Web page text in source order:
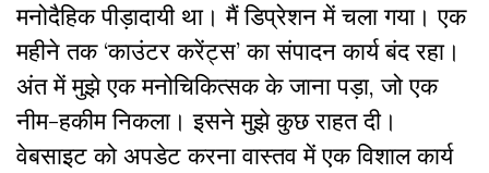
मनोदैहिक पीड़ादायी था। मैं डिप्रेशन में चला गया। एक
महीने तक ‘काउंटर करेंट्स’ का संपादन कार्य बंद रहा।
अंत में मुझे एक मनोचिकित्सक के जाना पड़ा, जो एक
नीम-हकीम निकला। इसने मुझे कुछ राहत दी।
वेबसाइट को अपडेट करना वास्तव में एक विशाल कार्य